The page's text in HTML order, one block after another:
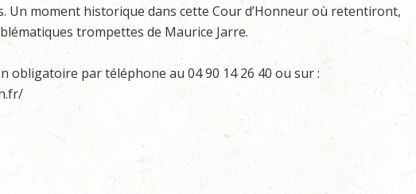
Un moment historique dans cette Cour d’Honneur où retentiront,
trompettes de Maurice Jarre.
obligatoire par téléphone au 04 90 14 26 40 ou sur :